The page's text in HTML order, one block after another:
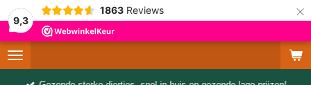
9,3
1863 Reviews ×